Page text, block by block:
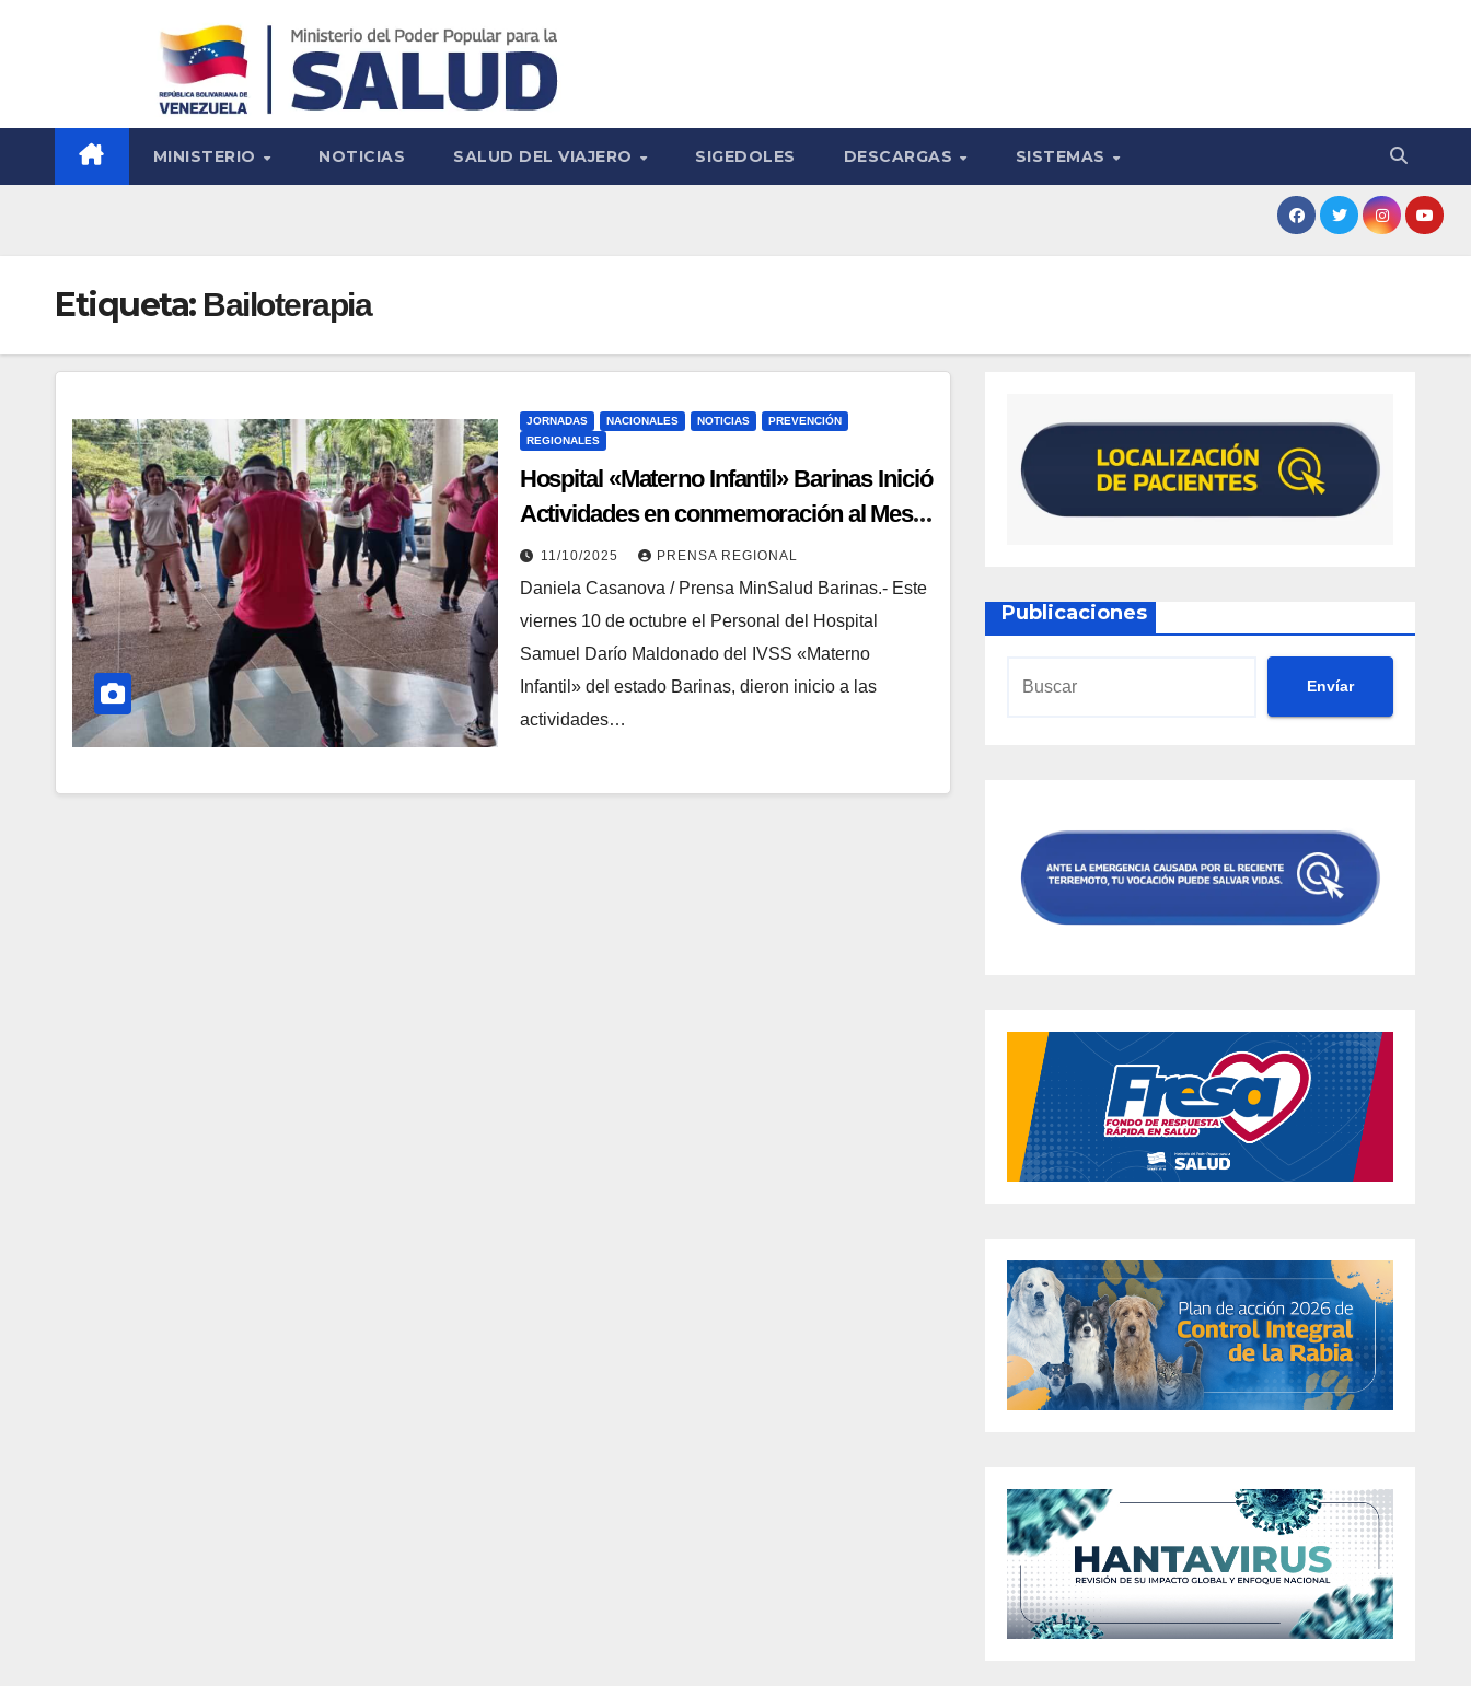
MINISTERIO NOTICIAS SALUD DEL VIAJERO SIGEDOLES DESCARGAS SISTEMAS
Etiqueta: Bailoterapia
JORNADAS NACIONALES NOTICIAS
PREVENCIÓN
REGIONALES
Hospital «Materno Infantil» Barinas Inició
Actividades en conmemoración al Mes
Rosa
11/10/2025 PRENSA REGIONAL
Daniela Casanova / Prensa MinSalud Barinas.- Este
viernes 10 de octubre el Personal del Hospital
Samuel Darío Maldonado del IVSS «Materno
Infantil» del estado Barinas, dieron inicio a las
actividades…
Publicaciones
Envíar